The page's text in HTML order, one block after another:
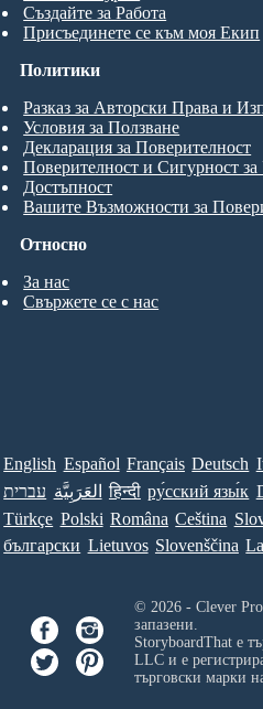
Създайте за Работа
Присъединете се към моя Екип
Относно
За нас
Свържете се с нас
Политики
Разказ за Авторски Права и
Условия за Ползване
Декларация за Поверителност
Поверителност и Сигурност
Достъпност
Вашите Възможности за
English Español Français Deutsch
עברית العَرَبِيَّة हिन्दी ру́сский язы́к
Türkçe Polski Româna Ceština
български Lietuvos Slovenščina
© 2026 - Clever
запазени.
StoryboardThat е
LLCи е
търговски марки